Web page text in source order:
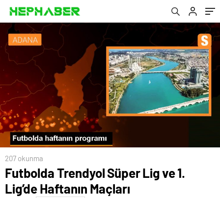
207 okunma
Futbolda Trendyol Süper Lig ve 1.
Lig’de Haftanın Maçları